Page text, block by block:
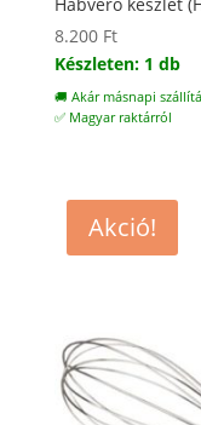
8.200 Ft
Készleten: 1 db
🚚 Akár másnapi
✅ Magyar raktárról
Akció!